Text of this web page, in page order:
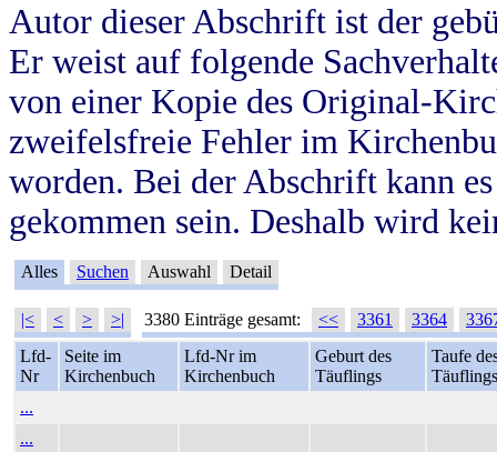
Autor dieser Abschrift ist der
Er weist auf folgende
von einer Kopie des Original-
zweifelsfreie Fehler im
worden. Bei der Abschrift kann
gekommen sein. Deshalb wird
Alles Suchen Auswahl Detail
|< < > >| 3380 Einträge gesamt: << 3361 3364
Lfd-
Nr
Seite im
Kirchenbuch
Lfd-Nr im
Kirchenbuch
Geburt des
Täuflings
Taufe
Täuflings
...
...